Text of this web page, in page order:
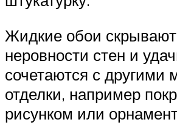
Жидкие обои
неровности стен и
сочетаются с другими
отделки, например
рисунком или